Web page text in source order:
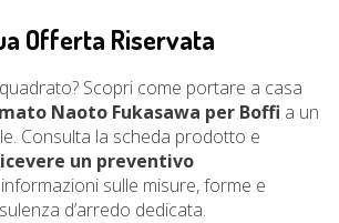
Offerta Riservata
Scopri come portare a casa
Naoto Fukasawa per Boffi a un
Consulta la scheda prodotto e
un preventivo
informazioni sulle misure, forme e
d’arredo dedicata.